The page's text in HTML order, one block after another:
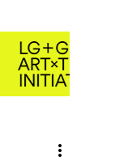
more_vert